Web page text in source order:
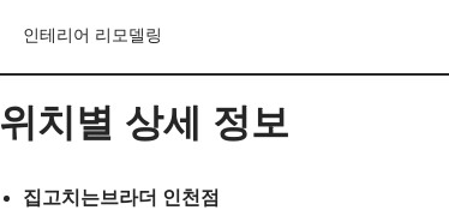
인테리어 리모델링
위치별 상세 정보
집고치는브라더 인천점